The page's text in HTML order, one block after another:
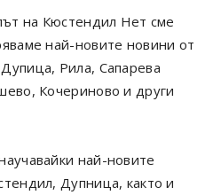
на Кюстендил Нет сме
най-новите новини от
Рила, Сапарева
Кочериново и други
най-новите
Дупница, както и